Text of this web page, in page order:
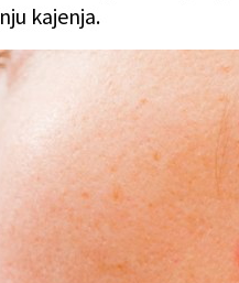
kajenja.